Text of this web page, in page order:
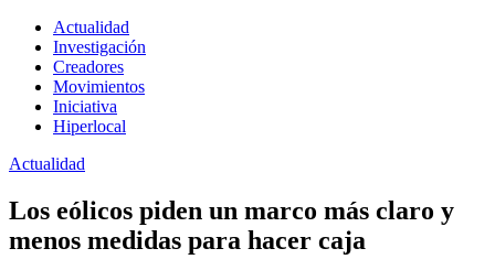
Actualidad
Investigación
Creadores
Movimientos
Iniciativa
Hiperlocal
Actualidad
Los eólicos piden un marco más claro y
menos medidas para hacer caja